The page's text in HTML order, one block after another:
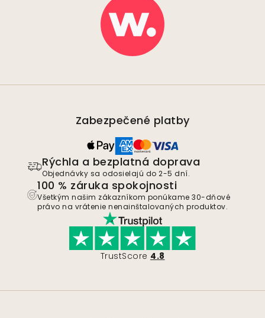
Zabezpečené platby
Rýchla a bezplatná doprava
Objednávky sa odosielajú do 2-5 dní.
100 % záruka spokojnosti
Všetkým našim zákazníkom ponúkame 30-dňové
právo na vrátenie nenainštalovaných produktov.
TrustScore 4.8